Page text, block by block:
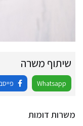
שיתוף משרה
Whatsapp
משרות דומות